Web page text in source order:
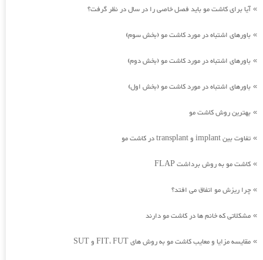
»آیا برای کاشت مو باید فصل خاصی را در سال در نظر گرفت؟
» باورهای اشتباه در مورد کاشت مو (بخش سوم)
» باورهای اشتباه در مورد کاشت مو (بخش دوم)
» باورهای اشتباه در مورد کاشت مو (بخش اول)
» بهترین روش کاشت مو
» تفاوت بین implant و transplant در کاشت مو
» کاشت مو به روش برداشت FLAP
» چرا ریزش مو اتفاق می افتد؟
» مشکلاتی که خانم ها در کاشت مو دارند
» مقایسه مزایا و معایب کاشت مو به روش های FIT، FUT و SUT